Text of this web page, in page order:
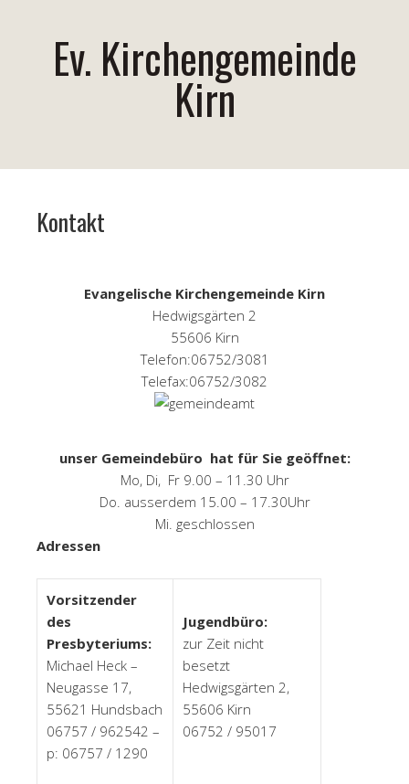
Ev. Kirchengemeinde
Kirn
Kontakt
Evangelische Kirchengemeinde Kirn
Hedwigsgärten 2
55606 Kirn
Telefon:06752/3081
Telefax:06752/3082
unser Gemeindebüro hat für Sie geöffnet:
Mo, Di, Fr 9.00 – 11.30 Uhr
Do. ausserdem 15.00 – 17.30Uhr
Mi. geschlossen
Adressen
Vorsitzender
des
Presbyteriums:
Michael Heck –
Neugasse 17,
55621 Hundsbach
06757 / 962542 –
p: 06757 / 1290
Jugendbüro:
zur Zeit nicht
besetzt
Hedwigsgärten 2,
55606 Kirn
06752 / 95017